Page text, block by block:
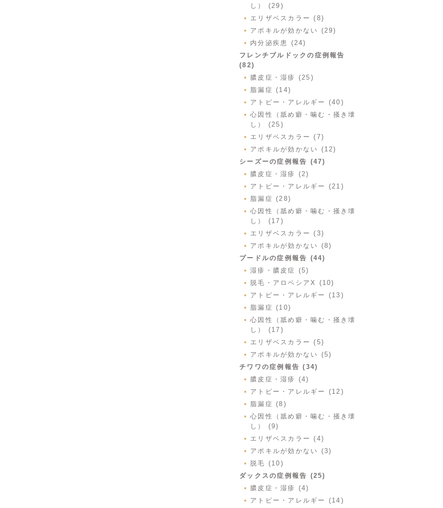
し） (29)
エリザベスカラー (8)
アポキルが効かない (29)
内分泌疾患 (24)
フレンチブルドックの症例報告
(82)
膿皮症・湿疹 (25)
脂漏症 (14)
アトピー・アレルギー (40)
心因性（舐め癖・噛む・掻き壊
し） (25)
エリザベスカラー (7)
アポキルが効かない (12)
シーズーの症例報告 (47)
膿皮症・湿疹 (2)
アトピー・アレルギー (21)
脂漏症 (28)
心因性（舐め癖・噛む・掻き壊
し） (17)
エリザベスカラー (3)
アポキルが効かない (8)
プードルの症例報告 (44)
湿疹・膿皮症 (5)
脱毛・アロペシアX (10)
アトピー・アレルギー (13)
脂漏症 (10)
心因性（舐め癖・噛む・掻き壊
し） (17)
エリザベスカラー (5)
アポキルが効かない (5)
チワワの症例報告 (34)
膿皮症・湿疹 (4)
アトピー・アレルギー (12)
脂漏症 (8)
心因性（舐め癖・噛む・掻き壊
し） (9)
エリザベスカラー (4)
アポキルが効かない (3)
脱毛 (10)
ダックスの症例報告 (25)
膿皮症・湿疹 (4)
アトピー・アレルギー (14)